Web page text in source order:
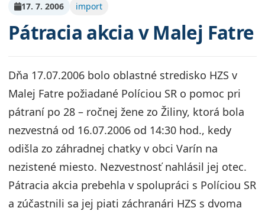
17. 7. 2006 import
Pátracia akcia v Malej Fatre
Dňa 17.07.2006 bolo oblastné stredisko HZS v
Malej Fatre požiadané Políciou SR o pomoc pri
pátraní po 28 – ročnej žene zo Žiliny, ktorá bola
nezvestná od 16.07.2006 od 14:30 hod., kedy
odišla zo záhradnej chatky v obci Varín na
nezistené miesto. Nezvestnosť nahlásil jej otec.
Pátracia akcia prebehla v spolupráci s Políciou SR
a zúčastnili sa jej piati záchranári HZS s dvoma